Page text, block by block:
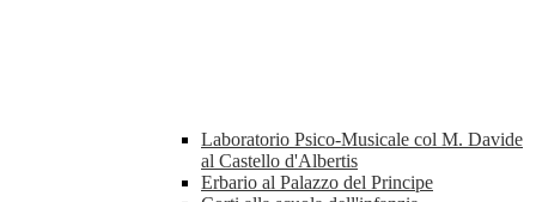
Laboratorio Psico-Musicale col M. Davide
al Castello d'Albertis
Erbario al Palazzo del Principe